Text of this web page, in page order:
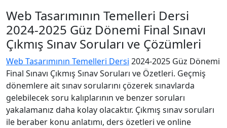
Web Tasarımının Temelleri Dersi
2024-2025 Güz Dönemi Final Sınavı
Çıkmış Sınav Soruları ve Çözümleri
Web Tasarımının Temelleri Dersi 2024-2025 Güz Dönemi
Final Sınavı Çıkmış Sınav Soruları ve Özetleri. Geçmiş
dönemlere ait sınav sorularını çözerek sınavlarda
gelebilecek soru kalıplarının ve benzer soruları
yakalamanız daha kolay olacaktır. Çıkmış sınav soruları
ile beraber konu anlatımı, ders özetleri ve online